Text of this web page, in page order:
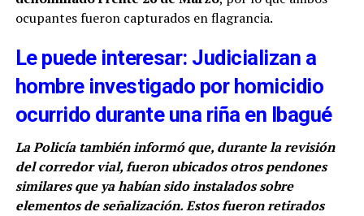
ocupantes fueron capturados en flagrancia.
Le puede interesar: Judicializan a
hombre investigado por homicidio
ocurrido durante una riña en Ibagué
La Policía también informó que, durante la revisión
del corredor vial, fueron ubicados otros pendones
similares que ya habían sido instalados sobre
elementos de señalización. Estos fueron retirados